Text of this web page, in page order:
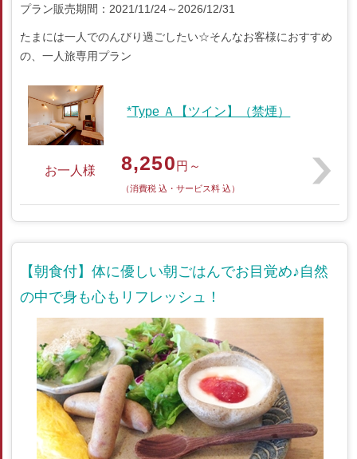
プラン販売期間：2021/11/24～2026/12/31
たまには一人でのんびり過ごしたい☆そんなお客様におすすめ
の、一人旅専用プラン
*Type Ａ【ツイン】（禁煙）
お一人様 8,250円～
（消費税 込・サービス料 込）
【朝食付】体に優しい朝ごはんでお目覚め♪自然
の中で身も心もリフレッシュ！